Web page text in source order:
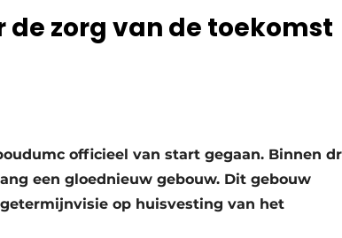
zorg van de toekomst
officieel van start gegaan. Binnen
een gloednieuw gebouw. Dit gebouw
op huisvesting van het